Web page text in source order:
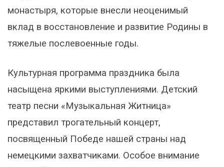
монастыря, которые внесли неоценимый
вклад в восстановление и развитие Родины в
тяжелые послевоенные годы.
Культурная программа праздника была
насыщена яркими выступлениями. Детский
театр песни «Музыкальная Житница»
представил трогательный концерт,
посвященный Победе нашей страны над
немецкими захватчиками. Особое внимание